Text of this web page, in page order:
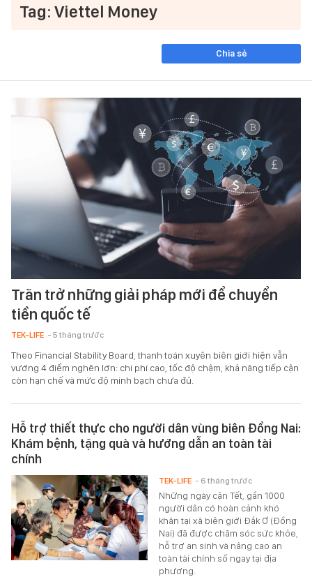
Tag: Viettel Money
Chia sẻ
Trăn trở những giải pháp mới để chuyển
tiền quốc tế
TEK-LIFE - 5 tháng trước
Theo Financial Stability Board, thanh toán xuyên biên giới hiện vẫn
vướng 4 điểm nghẽn lớn: chi phí cao, tốc độ chậm, khả năng tiếp cận
còn hạn chế và mức độ minh bạch chưa đủ.
Hỗ trợ thiết thực cho người dân vùng biên Đồng Nai:
Khám bệnh, tặng quà và hướng dẫn an toàn tài
chính
Những ngày cận Tết, gần 1000
người dân có hoàn cảnh khó
khăn tại xã biên giới Đắk Ơ (Đồng
Nai) đã được chăm sóc sức khỏe,
hỗ trợ an sinh và nâng cao an
toàn tài chính số ngay tại địa
phương.
TEK-LIFE - 6 tháng trước